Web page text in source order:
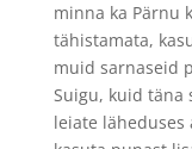
minna ka Pärnu
tähistamata,
muid sarnaseid
Suigu, kuid täna
leiate